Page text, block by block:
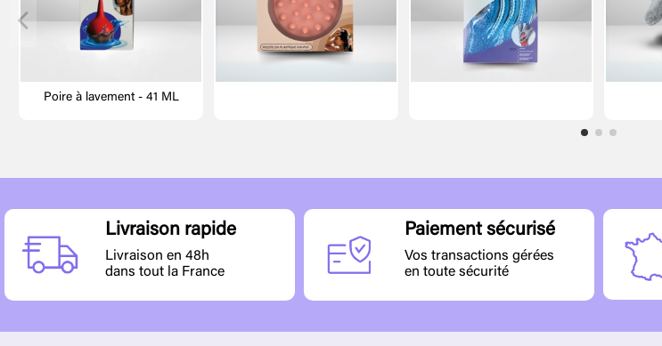
Poire à lavement - 41 ML
Livraison rapide
Livraison en 48h
dans tout la France
Paiement sécurisé
Vos transactions gérées
en toute sécurité